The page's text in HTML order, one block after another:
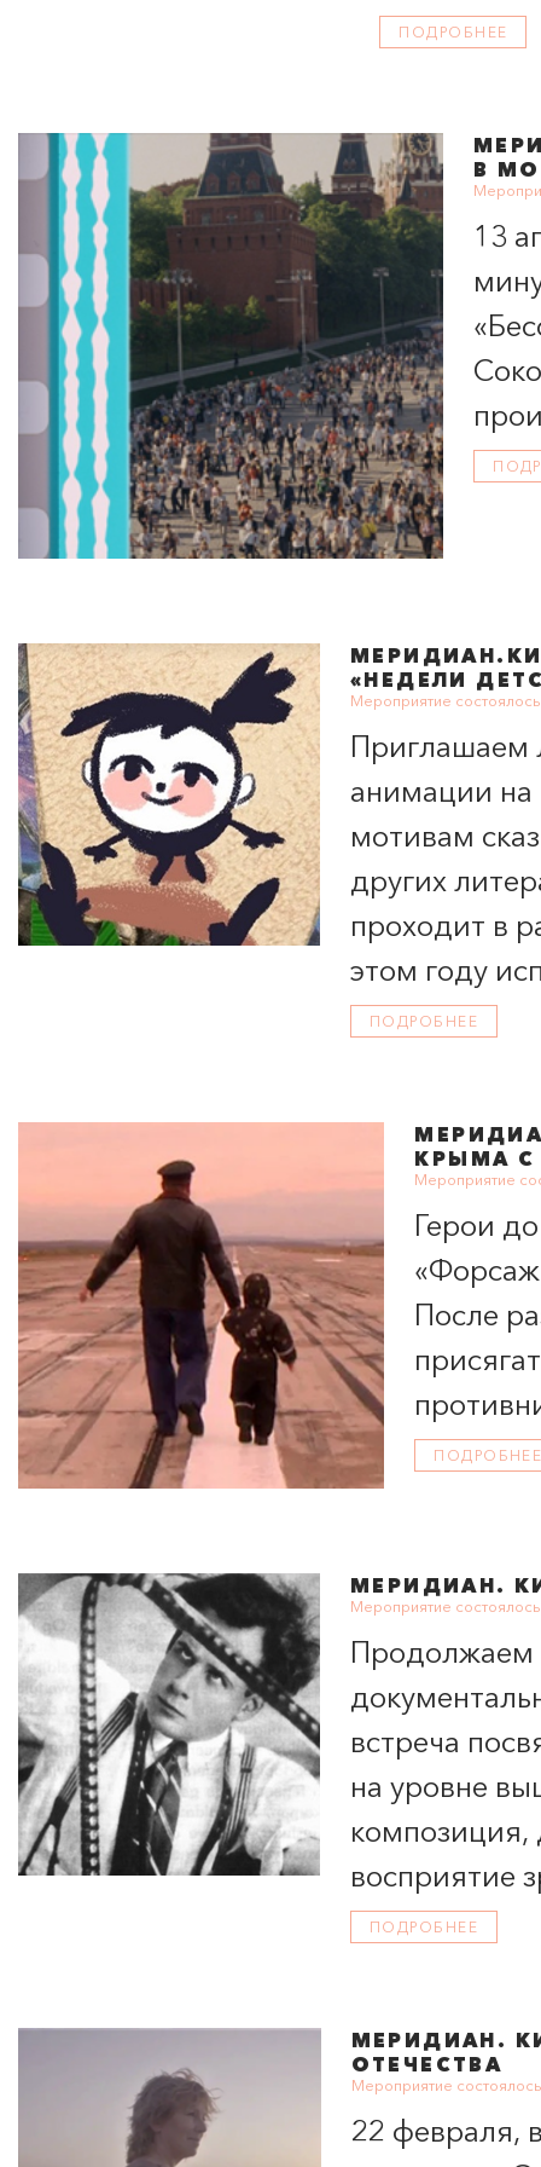
МЕРИДИАН .
ОТЕЧЕСТВА
Мероприятие
22 февраля,
МЕРИДИАН.
Мероприятие
Продолжаем
встреча
на уровне
композиция,
восприятие
кино в
ПОДРОБНЕЕ
КРЫМА С
Мероприятие
Герои
После
МЕРИДИАН
«НЕДЕЛИ
Мероприятие
Приглашаем
анимации на
мотивам
других
проходит в
этом году
школьникам,
ПОДРОБНЕЕ
В
13
ПОДРОБНЕЕ